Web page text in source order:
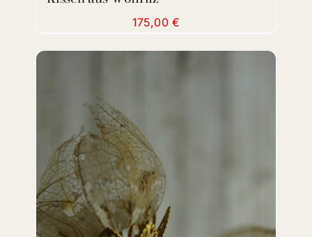
175,00€
DETAILS